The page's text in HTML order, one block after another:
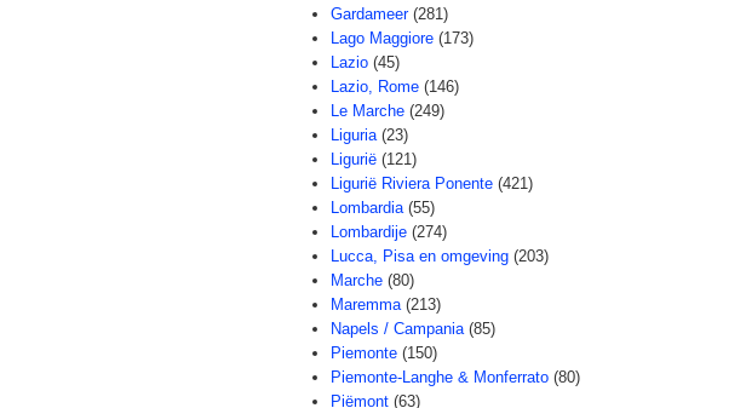
Gardameer (281)
Lago Maggiore (173)
Lazio (45)
Lazio, Rome (146)
Le Marche (249)
Liguria (23)
Ligurië (121)
Ligurië Riviera Ponente (421)
Lombardia (55)
Lombardije (274)
Lucca, Pisa en omgeving (203)
Marche (80)
Maremma (213)
Napels / Campania (85)
Piemonte (150)
Piemonte-Langhe & Monferrato (80)
Piëmont (63)